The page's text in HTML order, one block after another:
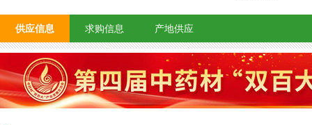
供应信息 求购信息 产地供应